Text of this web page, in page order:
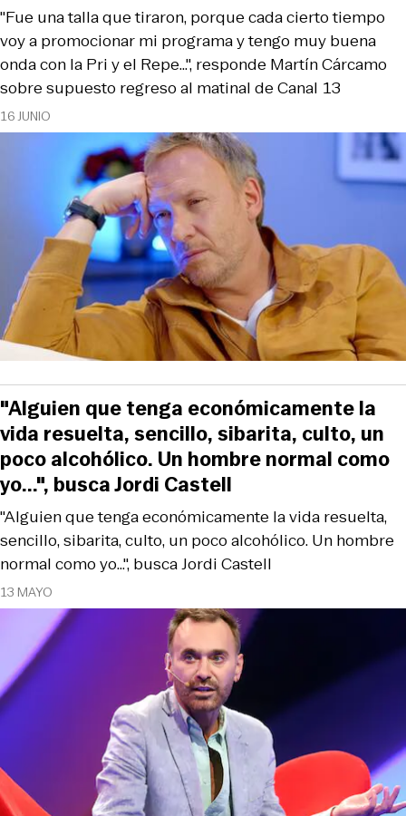
16 JUNIO
"Fue una talla que tiraron, porque cada cierto tiempo
voy a promocionar mi programa y tengo muy buena
onda con la Pri y el Repe...", responde Martín Cárcamo
sobre supuesto regreso al matinal de Canal 13
13 MAYO
"Alguien que tenga económicamente la vida resuelta,
sencillo, sibarita, culto, un poco alcohólico. Un hombre
normal como yo...", busca Jordi Castell
"Alguien que tenga económicamente la
vida resuelta, sencillo, sibarita, culto, un
poco alcohólico. Un hombre normal como
yo...", busca Jordi Castell